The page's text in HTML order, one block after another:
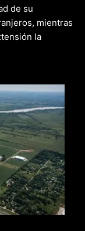
de su
mientras
la